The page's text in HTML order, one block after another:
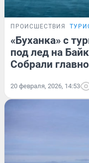
ПРОИСШЕСТВИЯ
«Буханка» с
под лед на
Собрали
20 февраля, 2026, 14:53